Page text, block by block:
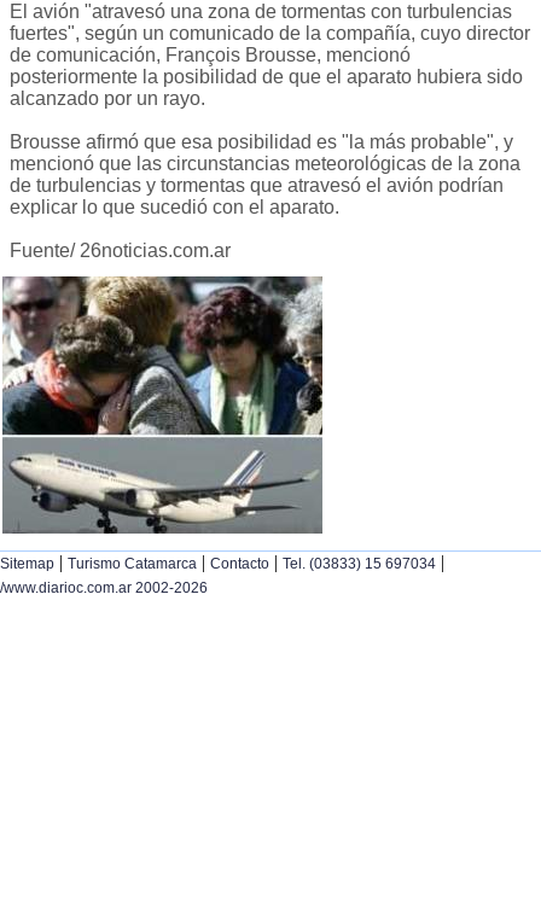
El avión "atravesó una zona de tormentas con turbulencias
fuertes", según un comunicado de la compañía, cuyo director
de comunicación, François Brousse, mencionó
posteriormente la posibilidad de que el aparato hubiera sido
alcanzado por un rayo.
Brousse afirmó que esa posibilidad es "la más probable", y
mencionó que las circunstancias meteorológicas de la zona
de turbulencias y tormentas que atravesó el avión podrían
explicar lo que sucedió con el aparato.
Fuente/ 26noticias.com.ar
Sitemap | Turismo Catamarca | Contacto | Tel. (03833) 15 697034 |
/www.diarioc.com.ar 2002-2026